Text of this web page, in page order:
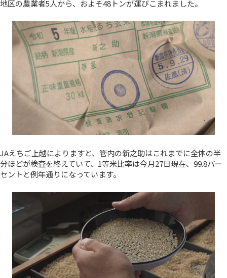
地区の農業者5人から、およそ48トンが運びこまれました。
JAえちご上越によりますと、管内の新之助はこれまでに全体の半
分ほどが検査を終えていて、1等米比率は今月27日現在、99.8パー
セントと例年通りになっています。